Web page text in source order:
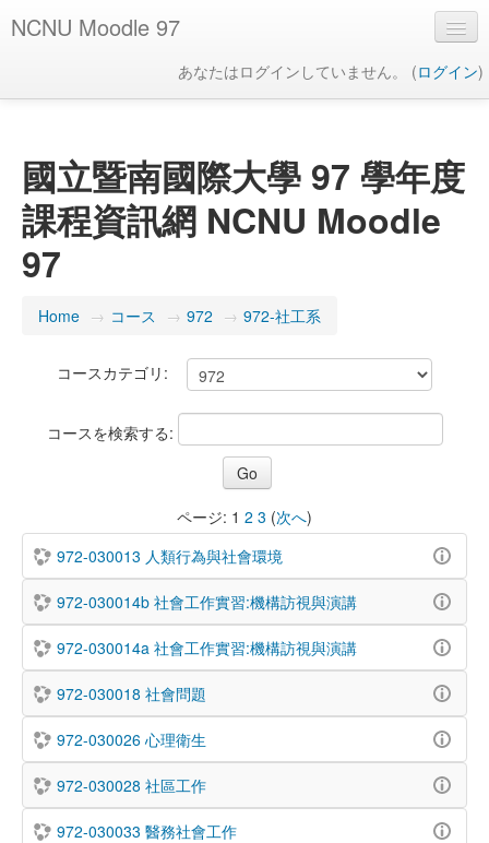
NCNU Moodle 97
あなたはログインしていません。 (ログイン)
國立暨南國際大學 97 學年度
課程資訊網 NCNU Moodle
97
Home → コース → 972 → 972-社工系
コースカテゴリ:
コースを検索する:
ページ: 1 2 3 (次へ)
972-030013 人類行為與社會環境
972-030014b 社會工作實習:機構訪視與演講
972-030014a 社會工作實習:機構訪視與演講
972-030018 社會問題
972-030026 心理衛生
972-030028 社區工作
972-030033 醫務社會工作